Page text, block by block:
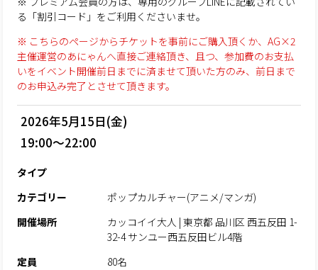
る「割引コード」をご利用くださいませ。
※ こちらのページからチケットを事前にご購入頂くか、AG×2
主催運営のあにゃんへ直接ご連絡頂き、且つ、参加費のお支払
いをイベント開催前日までに済ませて頂いた方のみ、前日まで
のお申込み完了とさせて頂きます。
2026年5月15日(金)
19:00～22:00
タイプ
カテゴリー
ポップカルチャー(アニメ/マンガ)
開催場所
カッコイイ大人 | 東京都 品川区 西五反田 1-
32-4 サンユー西五反田ビル4階
定員
80名